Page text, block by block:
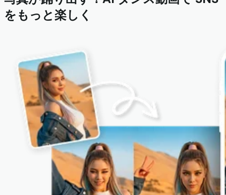
をもっと楽しく